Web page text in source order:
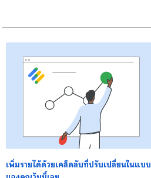
เพิ่มรายได้ด้วยเคล็ดลับที่ปรับเปลี่ยนในแบบ